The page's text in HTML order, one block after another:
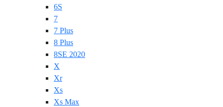
6S
7
7 Plus
8 Plus
8SE 2020
X
Xr
Xs
Xs Max